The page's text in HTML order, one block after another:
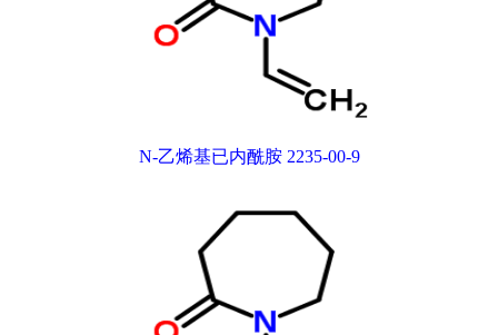
N-乙烯基已内酰胺 2235-00-9